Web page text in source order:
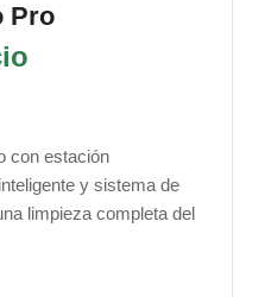
Pro
con estación
y sistema de
limpieza completa del